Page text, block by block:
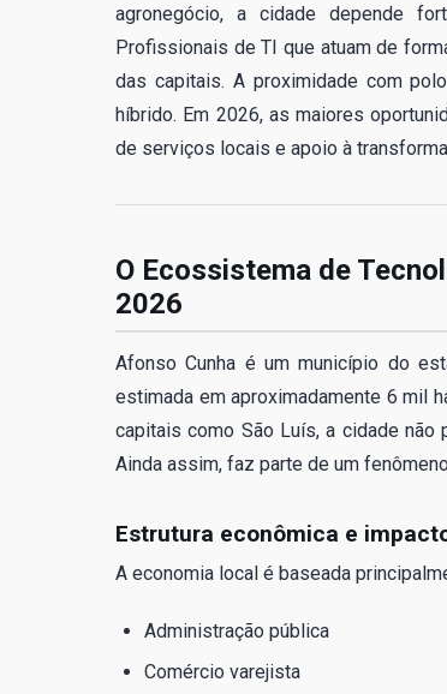
agronegócio, a cidade depende
Profissionais de TI que atuam de
das capitais. A proximidade com
híbrido. Em 2026, as maiores
de serviços locais e apoio à
O Ecossistema de
2026
Afonso Cunha é um município do
estimada em aproximadamente 6 mil
capitais como São Luís, a cidade
Ainda assim, faz parte de um
Estrutura econômica e
A economia local é baseada
Administração pública
Comércio varejista